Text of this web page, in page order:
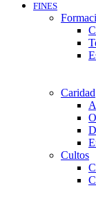
FINES
Caridad
Cultos